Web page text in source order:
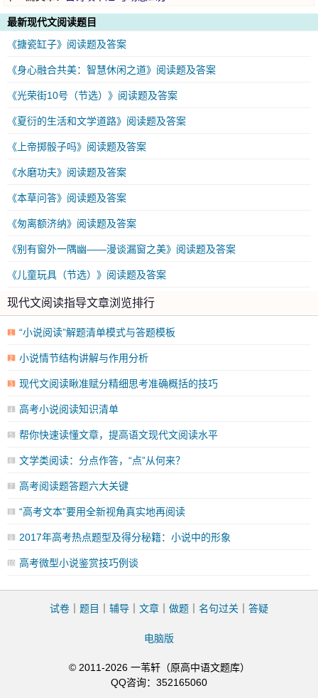
最新现代文阅读题目
《搪瓷缸子》阅读题及答案
《身心融合共美：智慧休闲之道》阅读题及答案
《光荣街10号（节选）》阅读题及答案
《夏衍的生活和文学道路》阅读题及答案
《上帝掷骰子吗》阅读题及答案
《水磨功夫》阅读题及答案
《本草问答》阅读题及答案
《匆离额济纳》阅读题及答案
《别有窗外一隅幽——漫谈漏窗之美》阅读题及答案
《儿童玩具（节选）》阅读题及答案
现代文阅读指导文章浏览排行
1 “小说阅读”解题清单模式与答题模板
2 小说情节结构讲解与作用分析
3 现代文阅读瞅准赋分精细思考准确概括的技巧
4 高考小说阅读知识清单
5 帮你快速读懂文章，提高语文现代文阅读水平
6 文学类阅读：分点作答，“点”从何来？
7 高考阅读题答题六大关键
8 “高考文本”要用全新视角真实地再阅读
9 2017年高考热点题型及得分秘籍：小说中的形象
10 高考微型小说鉴赏技巧例谈
试卷 题目 辅导 文章 做题 名句过关 答疑
电脑版
© 2011-2026 一苇轩（原高中语文题库）
QQ咨询：352165060